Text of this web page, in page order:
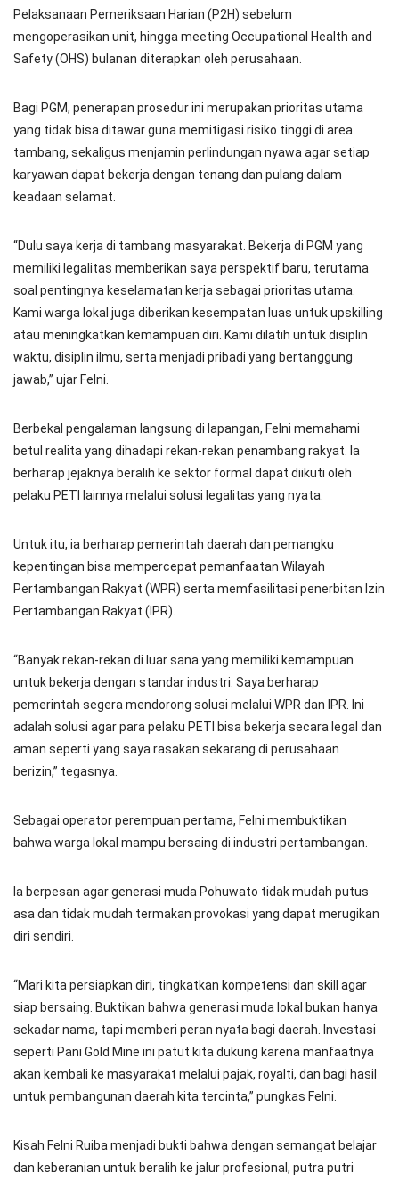
Pelaksanaan Pemeriksaan Harian (P2H) sebelum
mengoperasikan unit, hingga meeting Occupational Health and
Safety (OHS) bulanan diterapkan oleh perusahaan.
Bagi PGM, penerapan prosedur ini merupakan prioritas utama
yang tidak bisa ditawar guna memitigasi risiko tinggi di area
tambang, sekaligus menjamin perlindungan nyawa agar setiap
karyawan dapat bekerja dengan tenang dan pulang dalam
keadaan selamat.
“Dulu saya kerja di tambang masyarakat. Bekerja di PGM yang
memiliki legalitas memberikan saya perspektif baru, terutama
soal pentingnya keselamatan kerja sebagai prioritas utama.
Kami warga lokal juga diberikan kesempatan luas untuk upskilling
atau meningkatkan kemampuan diri. Kami dilatih untuk disiplin
waktu, disiplin ilmu, serta menjadi pribadi yang bertanggung
jawab,” ujar Felni.
Berbekal pengalaman langsung di lapangan, Felni memahami
betul realita yang dihadapi rekan-rekan penambang rakyat. Ia
berharap jejaknya beralih ke sektor formal dapat diikuti oleh
pelaku PETI lainnya melalui solusi legalitas yang nyata.
Untuk itu, ia berharap pemerintah daerah dan pemangku
kepentingan bisa mempercepat pemanfaatan Wilayah
Pertambangan Rakyat (WPR) serta memfasilitasi penerbitan Izin
Pertambangan Rakyat (IPR).
“Banyak rekan-rekan di luar sana yang memiliki kemampuan
untuk bekerja dengan standar industri. Saya berharap
pemerintah segera mendorong solusi melalui WPR dan IPR. Ini
adalah solusi agar para pelaku PETI bisa bekerja secara legal dan
aman seperti yang saya rasakan sekarang di perusahaan
berizin,” tegasnya.
Sebagai operator perempuan pertama, Felni membuktikan
bahwa warga lokal mampu bersaing di industri pertambangan.
Ia berpesan agar generasi muda Pohuwato tidak mudah putus
asa dan tidak mudah termakan provokasi yang dapat merugikan
diri sendiri.
“Mari kita persiapkan diri, tingkatkan kompetensi dan skill agar
siap bersaing. Buktikan bahwa generasi muda lokal bukan hanya
sekadar nama, tapi memberi peran nyata bagi daerah. Investasi
seperti Pani Gold Mine ini patut kita dukung karena manfaatnya
akan kembali ke masyarakat melalui pajak, royalti, dan bagi hasil
untuk pembangunan daerah kita tercinta,” pungkas Felni.
Kisah Felni Ruiba menjadi bukti bahwa dengan semangat belajar
dan keberanian untuk beralih ke jalur profesional, putra putri